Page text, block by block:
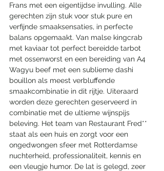
Frans met een eigentijdse invulling. Alle
gerechten zijn stuk voor stuk pure en
verfijnde smaaksensaties, in perfecte
balans opgemaakt. Van malse kingcrab
met kaviaar tot perfect bereidde tarbot
met ossenworst en een bereiding van A4
Wagyu beef met een sublieme dashi
bouillon als meest verbluffende
smaakcombinatie in dit rijtje. Uiteraard
worden deze gerechten geserveerd in
combinatie met de ultieme wijnspijs
beleving. Het team van Restaurant Fred**
staat als een huis en zorgt voor een
ongedwongen sfeer met Rotterdamse
nuchterheid, professionaliteit, kennis en
een vleugje humor. De lat is gelegd, zeer